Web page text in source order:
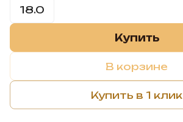
18.0
Купить
В корзине
Купить в 1 клик